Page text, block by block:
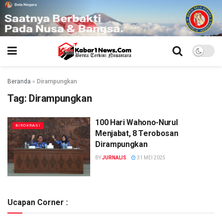
Beranda » Dirampungkan
Tag: Dirampungkan
BIROKRASI
100 Hari Wahono-Nurul
Menjabat, 8 Terobosan
Dirampungkan
BYJURNALIS 31 MEI 2025
Ucapan Corner :